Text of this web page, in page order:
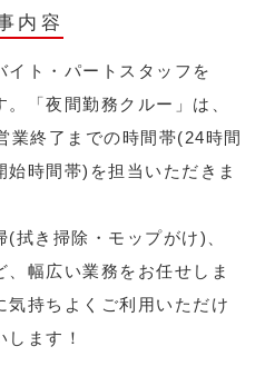
内容
イト・パートスタッフを
。「夜間勤務クルー」は、
業終了までの時間帯(24時間
時間帯)を担当いただきま
拭き掃除・モップがけ)、
幅広い業務をお任せしま
持ちよくご利用いただけ
ます！